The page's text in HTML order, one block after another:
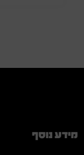
מידע נוסף